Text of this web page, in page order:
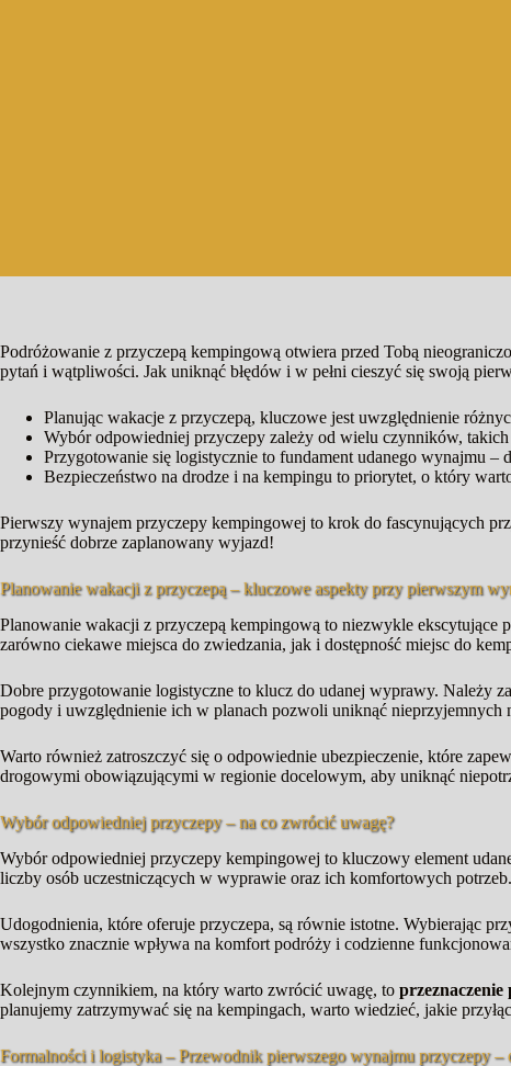
Podróżowanie z przyczepą kempingową otwiera przed Tobą
pytań i wątpliwości. Jak uniknąć błędów i w pełni cieszyć się swoją
Planując wakacje z przyczepą, kluczowe jest uwzględnienie
Wybór odpowiedniej przyczepy zależy od wielu czynników,
Przygotowanie się logistycznie to fundament udanego wynajmu –
Bezpieczeństwo na drodze i na kempingu to priorytet, o który
Pierwszy wynajem przyczepy kempingowej to krok do fascynujących
przynieść dobrze zaplanowany wyjazd!
Planowanie wakacji z przyczepą – kluczowe aspekty przy pierwszym
Planowanie wakacji z przyczepą kempingową to niezwykle ekscytujące
zarówno ciekawe miejsca do zwiedzania, jak i dostępność miejsc do
Dobre przygotowanie logistyczne to klucz do udanej wyprawy. Należy
pogody i uwzględnienie ich w planach pozwoli uniknąć nieprzyjemnych
Warto również zatroszczyć się o odpowiednie ubezpieczenie, które
drogowymi obowiązującymi w regionie docelowym, aby uniknąć
Wybór odpowiedniej przyczepy – na co zwrócić uwagę?
Wybór odpowiedniej przyczepy kempingowej to kluczowy element
liczby osób uczestniczących w wyprawie oraz ich komfortowych
Udogodnienia, które oferuje przyczepa, są równie istotne. Wybierając
wszystko znacznie wpływa na komfort podróży i codzienne
Kolejnym czynnikiem, na który warto zwrócić uwagę, to przeznaczenie
planujemy zatrzymywać się na kempingach, warto wiedzieć, jakie
Formalności i logistyka – Przewodnik pierwszego wynajmu przyczepy –